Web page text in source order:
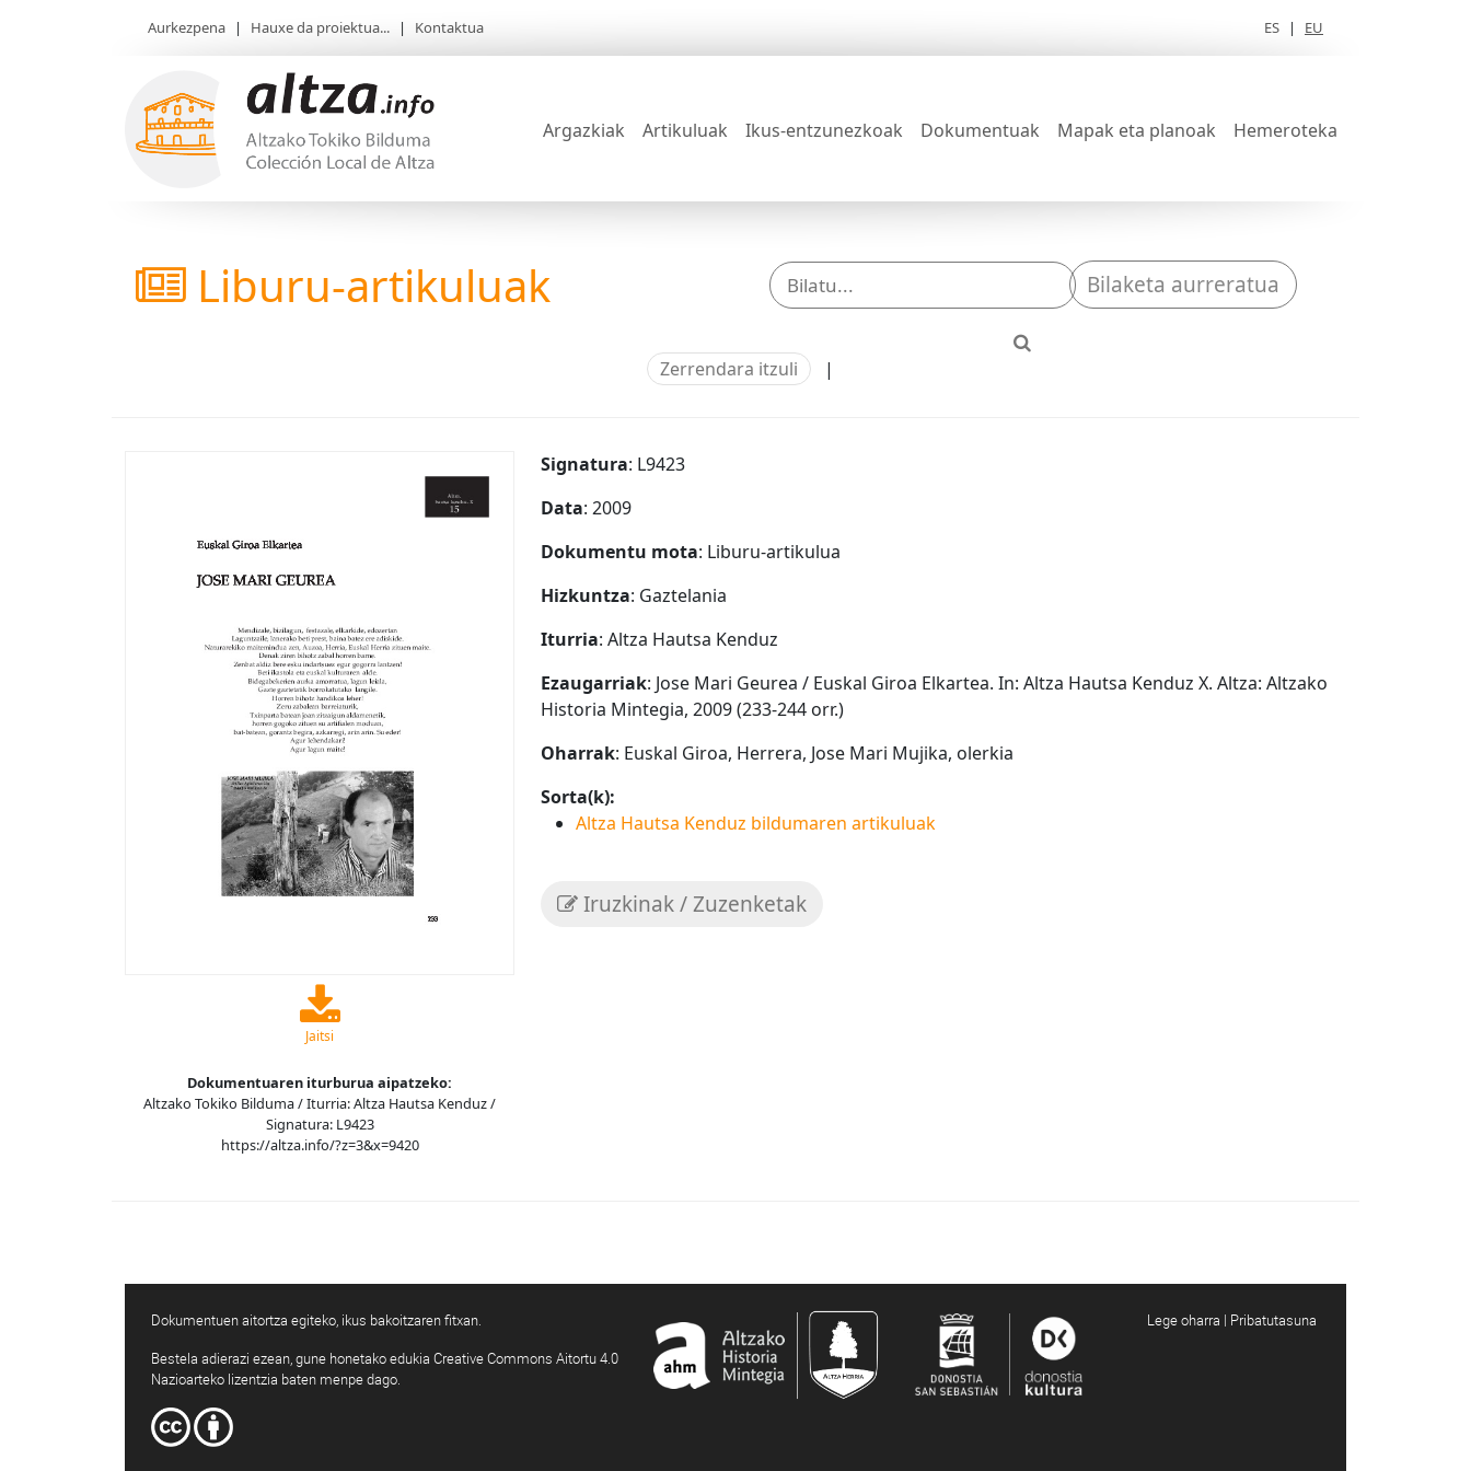
Aurkezpena | Hauxe da proiektua... | Kontaktua ES | EU
Argazkiak Artikuluak Ikus-entzunezkoak Dokumentuak Mapak eta planoak Hemeroteka
Liburu-artikuluak Bilaketa aurreratua
Zerrendara itzuli |
Jaitsi
Dokumentuaren iturburua aipatzeko:
Altzako Tokiko Bilduma / Iturria: Altza Hautsa Kenduz /
Signatura: L9423
https://altza.info/?z=3&x=9420
Signatura: L9423
Data: 2009
Dokumentu mota: Liburu-artikulua
Hizkuntza: Gaztelania
Iturria: Altza Hautsa Kenduz
Ezaugarriak: Jose Mari Geurea / Euskal Giroa Elkartea. In: Altza Hautsa Kenduz X. Altza: Altzako
Historia Mintegia, 2009 (233-244 orr.)
Oharrak: Euskal Giroa, Herrera, Jose Mari Mujika, olerkia
Sorta(k):
Altza Hautsa Kenduz bildumaren artikuluak
Iruzkinak / Zuzenketak
Dokumentuen aitortza egiteko, ikus bakoitzaren fitxan.
Bestela adierazi ezean, gune honetako edukia Creative Commons Aitortu 4.0
Nazioarteko lizentzia baten menpe dago.
Lege oharra | Pribatutasuna